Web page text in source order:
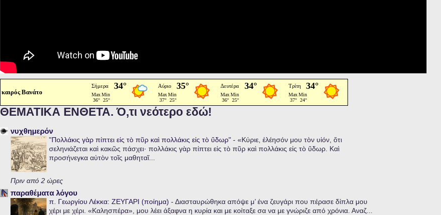
καιρός Βανάτο
ΘΕΜΑΤΙΚΑ ΕΝΘΕΤΑ. Ό,τι νεότερο εδώ!
νυχθημερόν
"Πολλάκις γὰρ πίπτει εἰς τὸ πῦρ καὶ πολλάκις εἰς τὸ ὕδωρ" - «Κύριε, ἐλέησόν μου τὸν υἱόν, ὅτι
σεληνιάζεται καὶ κακῶς πάσχει· πολλάκις γὰρ πίπτει εἰς τὸ πῦρ καὶ πολλάκις εἰς τὸ ὕδωρ. Καὶ
προσήνεγκα αὐτὸν τοῖς μαθηταῖ...
Πριν από 2 ώρες
παραθέματα λόγου
π. Γεωργίου Λέκκα: ΖΕΥΓΑΡΙ (ποίημα) - Διασταυρώθηκα απόψε μ’ ένα ζευγάρι που πέρασε δίπλα μου
χέρι με χέρι. «Καλησπέρα», μου λέει άξαφνα η κυρία και με κοίταξε σα να με γνώριζε από χρόνια. Αναζ...